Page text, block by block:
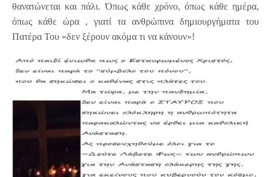
θανατώνεται και πάλι. Όπως κάθε χρόνο, όπως κάθε ημέρα,
όπως κάθε ώρα , γιατί τα ανθρώπινα δημιουργήματα του
Πατέρα Του «δεν ξέρουν ακόμα τι να κάνουν»!